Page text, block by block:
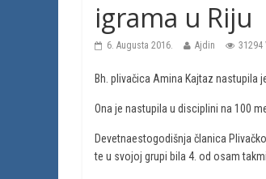
igrama u Riju
6. Augusta 2016. Ajdin 31294
Bh. plivačica Amina Kajtaz nastupila
Ona je nastupila u disciplini na 100
Devetnaestogodišnja članica
te u svojoj grupi bila 4. od osam